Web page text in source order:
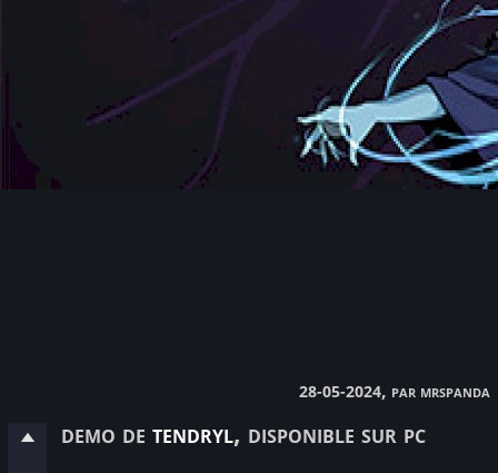
28-05-2024, par mrspanda
demo de tendryl, disponible sur pc